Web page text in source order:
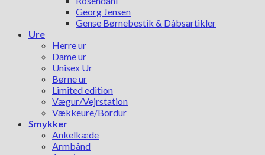
Georg Jensen
Gense Børnebestik & Dåbsartikler
Ure
Herre ur
Dame ur
Unisex Ur
Børne ur
Limited edition
Vægur/Vejrstation
Vækkeure/Bordur
Smykker
Ankelkæde
Armbånd